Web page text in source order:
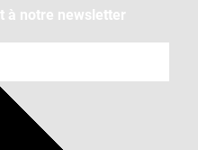
à notre newsletter